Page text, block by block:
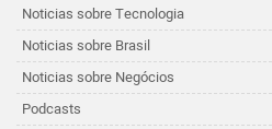
Noticias sobre Tecnologia
Noticias sobre Brasil
Noticias sobre Negócios
Podcasts